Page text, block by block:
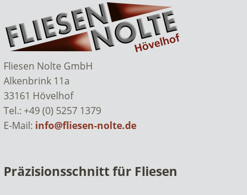
Fliesen Nolte GmbH
Alkenbrink 11a
33161 Hövelhof
Tel.: +49 (0) 5257 1379
E-Mail: info@fliesen-nolte.de
Präzisionsschnitt für Fliesen